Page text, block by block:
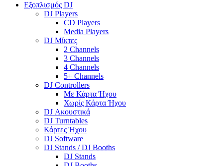
Εξοπλισμός DJ
DJ Players
CD Players
Media Players
DJ Μίκτες
2 Channels
3 Channels
4 Channels
5+ Channels
DJ Controllers
Με Κάρτα Ήχου
Χωρίς Κάρτα Ήχου
DJ Ακουστικά
DJ Turntables
Κάρτες Ήχου
DJ Software
DJ Stands / DJ Booths
DJ Stands